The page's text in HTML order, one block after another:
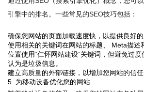
引擎中的排名。一些常见的SEO技巧包括：
确保您网站的页面加载速度快，以提供良好的
使用相关的关键词在网站的标题、 Meta描述
位置使用“仁怀网站建设”关键词，但避免过
认为是垃圾信息。
建立高质量的外部链接，以增加您网站的信任
5. 为移动设备优化您的网站